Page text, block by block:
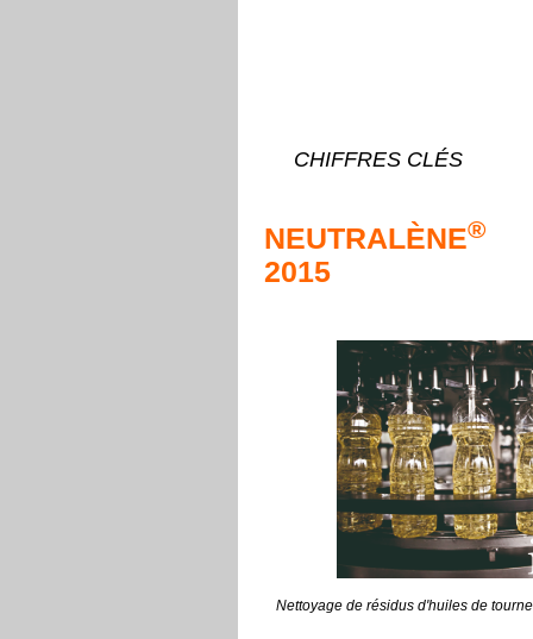
CHIFFRES CLÉS
NEUTRALÈNE®
2015
Nettoyage de résidus d'huiles de